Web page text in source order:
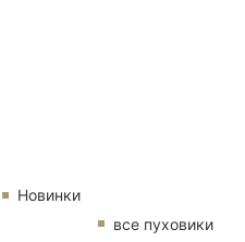
Новинки
все пуховики